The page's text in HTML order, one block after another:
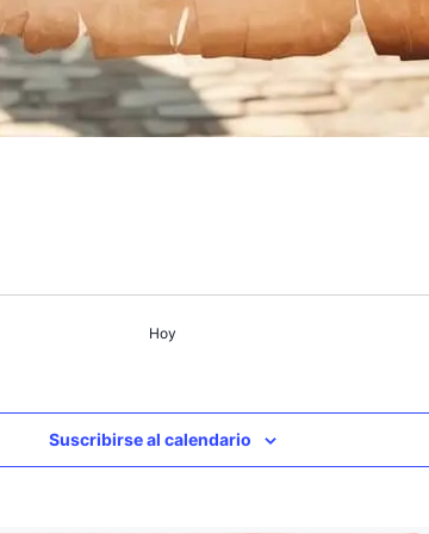
Hoy
Suscribirse al calendario